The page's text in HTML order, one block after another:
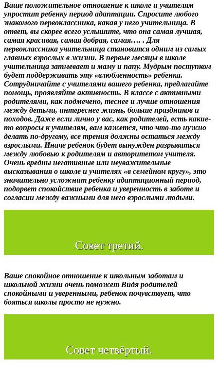
Ваше положительное отношение к школе и учителям
упростит ребенку период адаптации. Спросите любого
знакомого первоклассника, какая у него учительница. В
ответ, вы скорее всего услышите, что она самая лучшая,
самая красивая, самая добрая, самая…. . Для
первоклассника учительница становится одним из самых
главных взрослых в жизни. В первые месяцы в школе
учительница затмевает и маму и папу. Мудрым поступком
будет поддерживать эту «влюбленность» ребенка.
Сотрудничайте с учителями вашего ребенка, предлагайте
помощь, проявляйте активность. В классе с активными
родителями, как подмечено, теснее и лучше отношения
между детьми, интереснее жизнь, больше праздников и
походов. Даже если лично у вас, как родителей, есть какие-
то вопросы к учителям, вам кажется, что что-то нужно
делать по-другому, все трения должны остаться между
взрослыми. Иначе ребенок будет вынужден разрываться
между любовью к родителям и авторитетом учителя.
Очень вредны негативные или неуважительные
высказывания о школе и учителях «в семейном кругу», это
значительно усложнит ребенку адаптационный период,
подорвет спокойствие ребенка и уверенность в заботе и
согласии между важными для него взрослыми людьми.
Совет третий.
Ваше спокойное отношение к школьным заботам и
школьной жизни очень поможет Видя родителей
спокойными и уверенными, ребенок почувствует, что
бояться школы просто не нужно.
Совет четвёртый.